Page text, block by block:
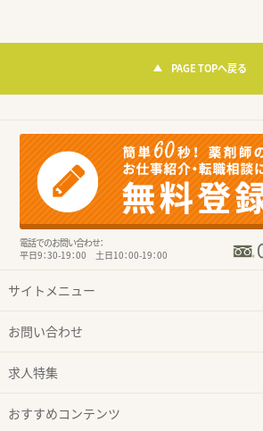
PAGE TOPへ戻る
電話でのお問い合わせ：
平日9：30-19：00 土日10：00-19：00
サイトメニュー
お問い合わせ
求人特集
おすすめコンテンツ